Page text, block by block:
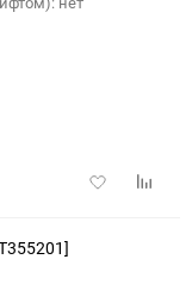
Добавить